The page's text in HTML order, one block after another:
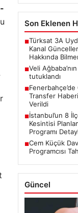
Son Eklenen
■Türksat 3A
Kanal
Hakkında
■Veli
tutuklandı
■Fenerbahçe’de
Transfer
Verildi
■İstanbul’un 8
Kesintisi
Programı
■Cem Küçük
Programcısı
Güncel